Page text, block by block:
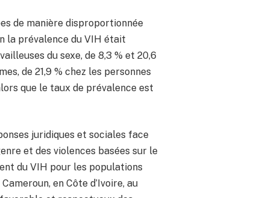
de manière disproportionnée
la prévalence du VIH était
du sexe, de 8,3 % et 20,6
de 21,9 % chez les personnes
que le taux de prévalence est
juridiques et sociales face
et des violences basées sur le
du VIH pour les populations
en Côte d’Ivoire, au